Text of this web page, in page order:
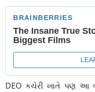
DEO કચેરી ખાતે પણ આ